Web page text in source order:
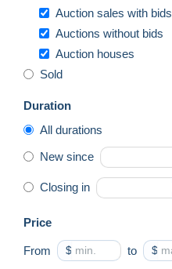
Auction sales with bids
Auctions without bids
Auction houses
Sold
Duration
All durations
New since
Closing in
Price
From $ to $